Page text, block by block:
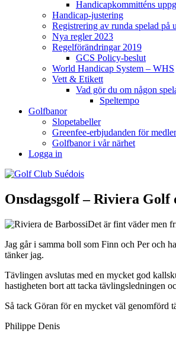
Handicapkommitténs
Handicap-justering
Registrering av runda spelad på
Nya regler 2023
Regelförändringar 2019
GCS Policy-beslut
World Handicap System – WHS
Vett & Etikett
Vad gör du om någon
Speltempo
Golfbanor
Slopetabeller
Greenfee-erbjudanden för
Golfbanor i vår närhet
Logga in
Onsdagsgolf – Riviera Golf
Det är fint väder men
Jag går i samma boll som Finn och Per och
tänker jag.
Tävlingen avslutas med en mycket god
hastigheten bort att tacka tävlingsledningen
Så tack Göran för en mycket väl genomförd
Philippe Denis